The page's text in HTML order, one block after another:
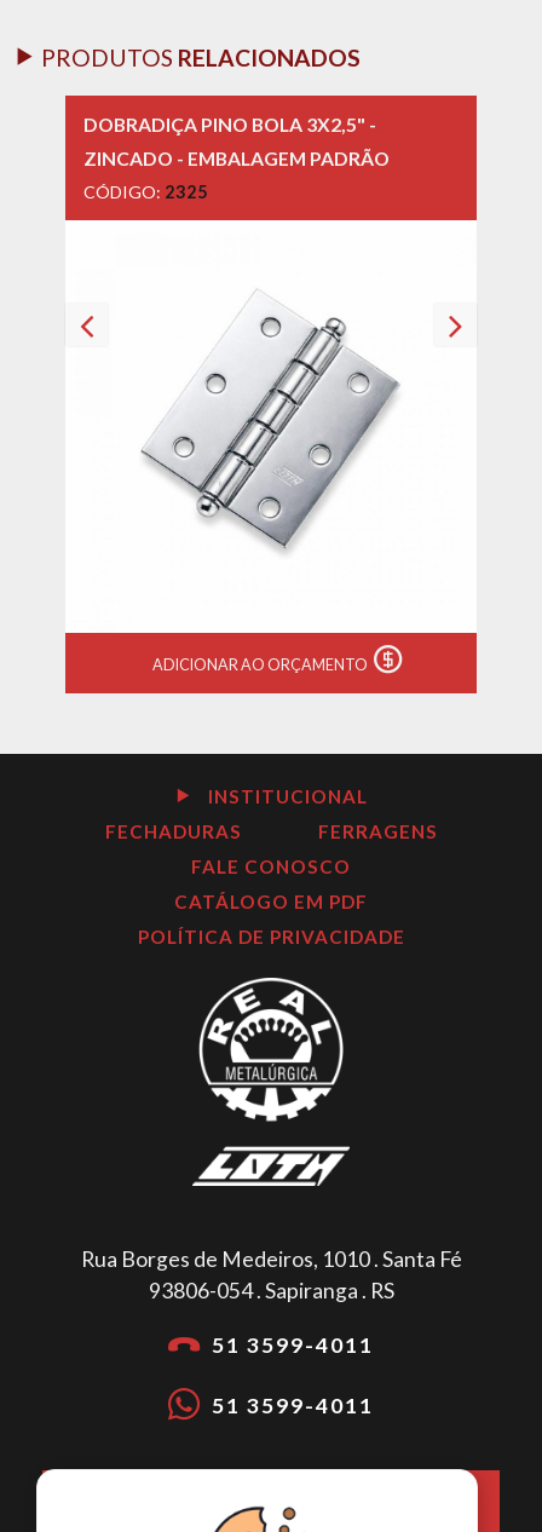
PRODUTOS RELACIONADOS
DOBRADIÇA PINO BOLA 3X2,5" -
ZINCADO - EMBALAGEM PADRÃO
CÓDIGO: 2325
ADICIONAR AO ORÇAMENTO
INSTITUCIONAL
FECHADURAS
FERRAGENS
FALE CONOSCO
CATÁLOGO EM PDF
POLÍTICA DE PRIVACIDADE
Rua Borges de Medeiros, 1010 . Santa Fé
93806-054 . Sapiranga . RS
51 3599-4011
51 3599-4011
LOTH?